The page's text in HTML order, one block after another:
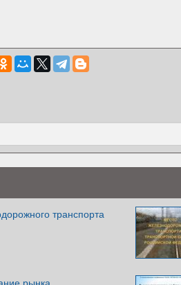
транспорта
рынка